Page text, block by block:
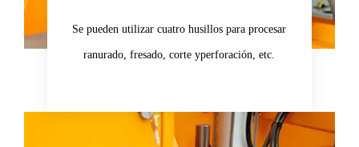
Se pueden utilizar cuatro husillos para procesar
ranurado, fresado, corte yperforación, etc.